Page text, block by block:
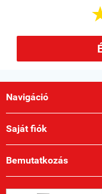
Navigáció
Saját fiók
Bemutatkozás